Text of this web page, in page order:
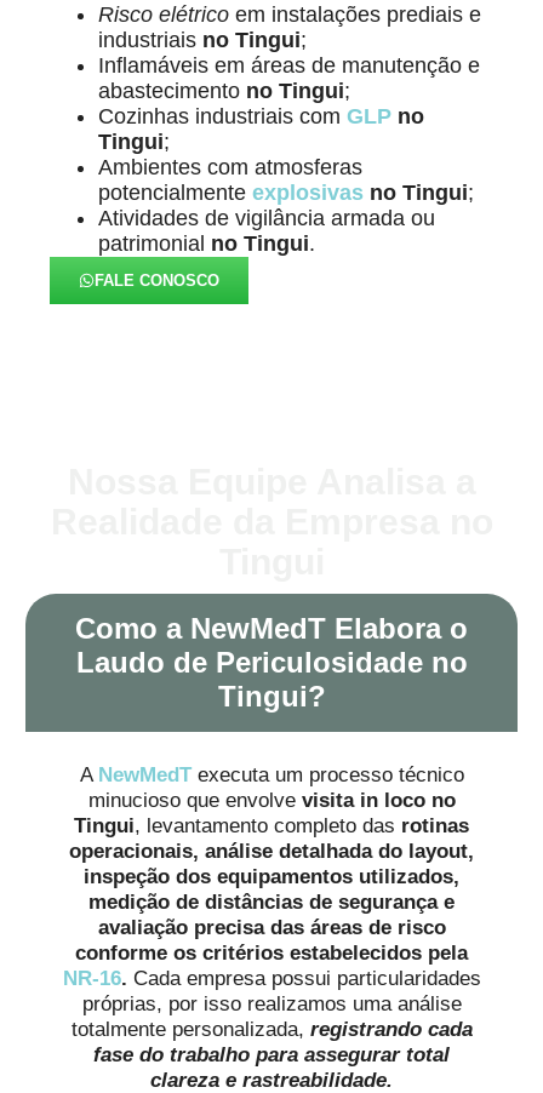
Risco elétrico em instalações prediais e
industriais no Tingui;
Inflamáveis em áreas de manutenção e
abastecimento no Tingui;
Cozinhas industriais comGLP no
Tingui;
Ambientes com atmosferas
potencialmenteexplosivas no Tingui;
Atividades de vigilância armada ou
patrimonial no Tingui.
FALE CONOSCO
Como a NewMedT Elabora o
Laudo de Periculosidade no
Tingui?
A NewMedT executa um processo técnico
minucioso que envolve visita in loco no
Tingui, levantamento completo das rotinas
operacionais, análise detalhada do layout,
inspeção dos equipamentos utilizados,
medição de distâncias de segurança e
avaliação precisa das áreas de risco
conforme os critérios estabelecidos pela
NR-16. Cada empresa possui particularidades
próprias, por isso realizamos uma análise
totalmente personalizada, registrando cada
fase do trabalho para assegurar total
clareza e rastreabilidade.